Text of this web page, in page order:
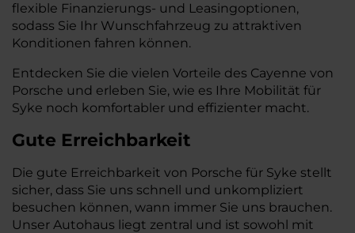
flexible Finanzierungs- und Leasingoptionen,
sodass Sie Ihr Wunschfahrzeug zu attraktiven
Konditionen fahren können.
Entdecken Sie die vielen Vorteile des Cayenne von
Porsche und erleben Sie, wie es Ihre Mobilität für
Syke noch komfortabler und effizienter macht.
Gute Erreichbarkeit
Die gute Erreichbarkeit von Porsche für Syke stellt
sicher, dass Sie uns schnell und unkompliziert
besuchen können, wann immer Sie uns brauchen.
Unser Autohaus liegt zentral und ist sowohl mit